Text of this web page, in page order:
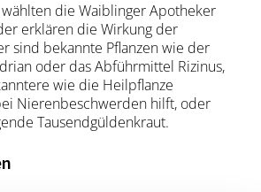
die Waiblinger Apotheker
erklären die Wirkung der
sind bekannte Pflanzen wie der
oder das Abführmittel Rizinus,
wie die Heilpflanze
Nierenbeschwerden hilft, oder
Tausendgüldenkraut.